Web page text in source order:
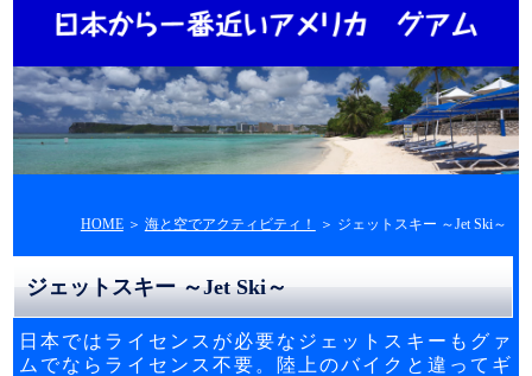
HOME＞ 海と空でアクティビティ！ ＞ ジェットスキー ～Jet Ski～
ジェットスキー ～Jet Ski～
日本ではライセンスが必要なジェットスキーもグァ
ムでならライセンス不要。陸上のバイクと違ってギ